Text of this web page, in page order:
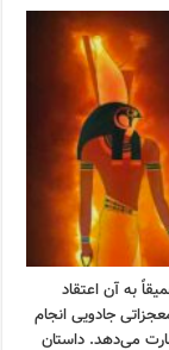
به آن اعتقاد
جادویی انجام
می‌دهد. داستان